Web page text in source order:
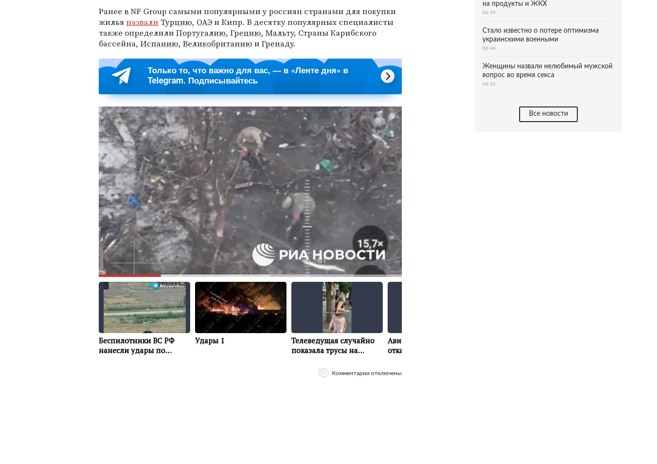
Ранее в NF Group самыми популярными у россиян странами для покупки
жильяназвали Турцию, ОАЭи Кипр. В десятку популярных специалисты
также определилиПортугалию, Грецию, Мальту, Страны Карибского
бассейна, Испанию, Великобританию иГренаду.
Только то, что важно для вас, — в «Ленте дня» в
Telegram. Подписывайтесь
Комментарии отключены
на продукты и ЖКХ
06:59
Стало известно о потере оптимизма
украинскими военными
06:44
Женщины назвали нелюбимый мужской
вопрос во время секса
06:31
Все новости